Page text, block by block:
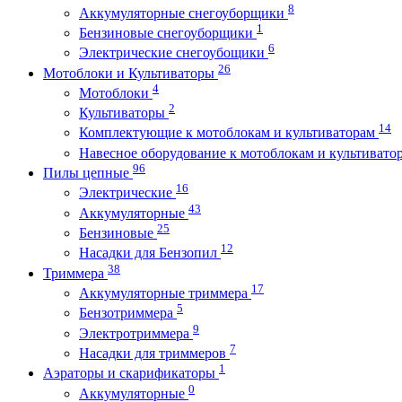
Аккумуляторные снегоуборщики 8
Бензиновые снегоуборщики 1
Электрические снегоубощики 6
Мотоблоки и Культиваторы 26
Мотоблоки 4
Культиваторы 2
Комплектующие к мотоблокам и культиваторам 14
Навесное оборудование к мотоблокам и
Пилы цепные 96
Электрические 16
Аккумуляторные 43
Бензиновые 25
Насадки для Бензопил 12
Триммера 38
Аккумуляторные триммера 17
Бензотриммера 5
Электротриммера 9
Насадки для триммеров 7
Аэраторы и скарификаторы 1
Аккумуляторные 0